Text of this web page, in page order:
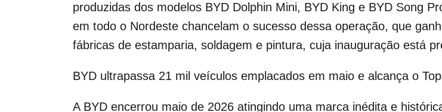
produzidas dos modelos BYD Dolphin Mini, BYD King e BYD Song
em todo o Nordeste chancelam o sucesso dessa operação, que
fábricas de estamparia, soldagem e pintura, cuja inauguração está
BYD ultrapassa 21 mil veículos emplacados em maio e alcança o
A BYD encerrou maio de 2026 atingindo uma marca inédita e